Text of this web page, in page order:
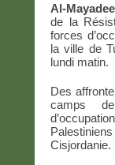
Al-
de la
forces
la ville de
lundi matin.
Des
camps
Cisjordanie.